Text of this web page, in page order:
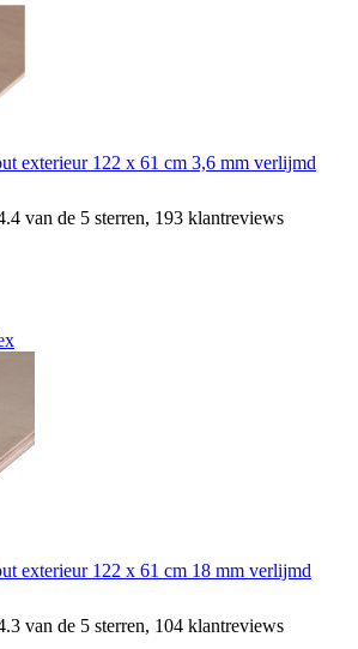
exterieur 122 x 61 cm 3,6 mm verlijmd
van de 5 sterren, 193 klantreviews
exterieur 122 x 61 cm 18 mm verlijmd
van de 5 sterren, 104 klantreviews